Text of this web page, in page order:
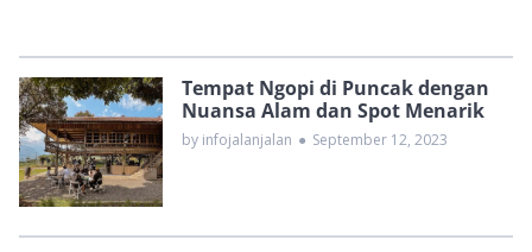
Tempat Ngopi di Puncak dengan
Nuansa Alam dan Spot Menarik
by infojalanjalan ● September 12, 2023